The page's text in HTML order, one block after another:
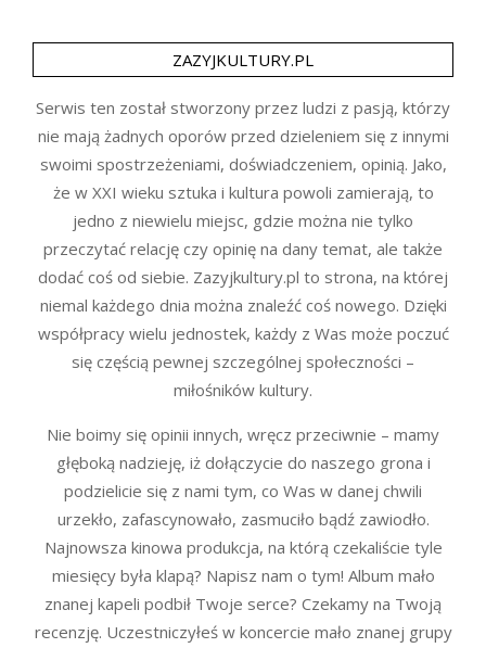
ZAZYJKULTURY.PL
Serwis ten został stworzony przez ludzi z pasją, którzy
nie mają żadnych oporów przed dzieleniem się z innymi
swoimi spostrzeżeniami, doświadczeniem, opinią. Jako,
że w XXI wieku sztuka i kultura powoli zamierają, to
jedno z niewielu miejsc, gdzie można nie tylko
przeczytać relację czy opinię na dany temat, ale także
dodać coś od siebie. Zazyjkultury.pl to strona, na której
niemal każdego dnia można znaleźć coś nowego. Dzięki
współpracy wielu jednostek, każdy z Was może poczuć
się częścią pewnej szczególnej społeczności –
miłośników kultury.
Nie boimy się opinii innych, wręcz przeciwnie – mamy
głęboką nadzieję, iż dołączycie do naszego grona i
podzielicie się z nami tym, co Was w danej chwili
urzekło, zafascynowało, zasmuciło bądź zawiodło.
Najnowsza kinowa produkcja, na którą czekaliście tyle
miesięcy była klapą? Napisz nam o tym! Album mało
znanej kapeli podbił Twoje serce? Czekamy na Twoją
recenzję. Uczestniczyłeś w koncercie mało znanej grupy